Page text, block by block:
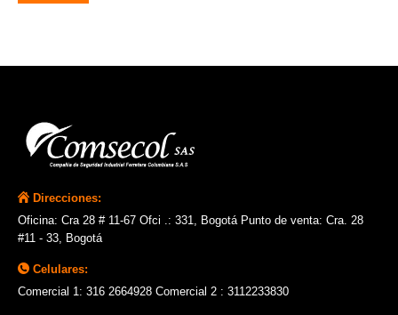
Direcciones:
Oficina: Cra 28 # 11-67 Ofci .: 331, Bogotá Punto de venta: Cra. 28
#11 - 33, Bogotá
Celulares:
Comercial 1: 316 2664928 Comercial 2 : 3112233830